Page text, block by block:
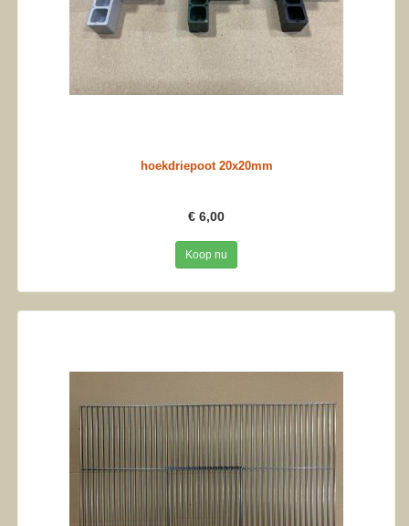
hoekdriepoot 20x20mm
€ 6,00
Koop nu